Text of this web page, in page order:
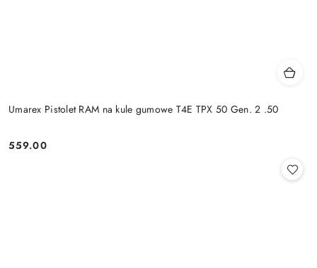
Umarex Pistolet RAM na kule gumowe T4E TPX 50 Gen. 2 .50
Cena:
559.00